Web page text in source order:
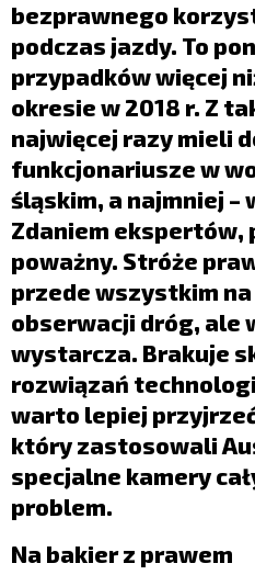
bezprawnego
podczas jazdy. To
przypadków więcej
okresie w 2018 r. Z
najwięcej razy mieli
funkcjonariusze w
śląskim, a najmniej –
Zdaniem ekspertów,
poważny. Stróże
przede wszystkim
obserwacji dróg, ale
wystarcza. Brakuje
rozwiązań
warto lepiej
który zastosowali
specjalne kamery
problem.
Na bakier z prawem